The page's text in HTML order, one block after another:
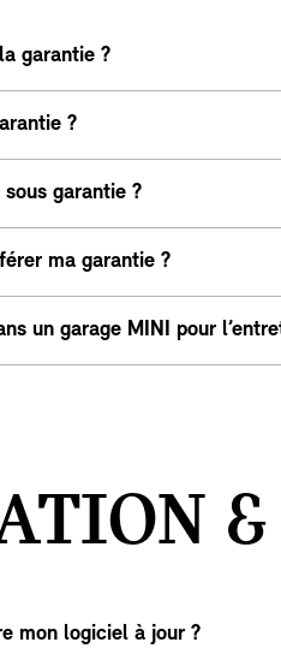
garantie ?
?
garantie ?
ma garantie ?
un garage MINI pour
mon logiciel à jour ?